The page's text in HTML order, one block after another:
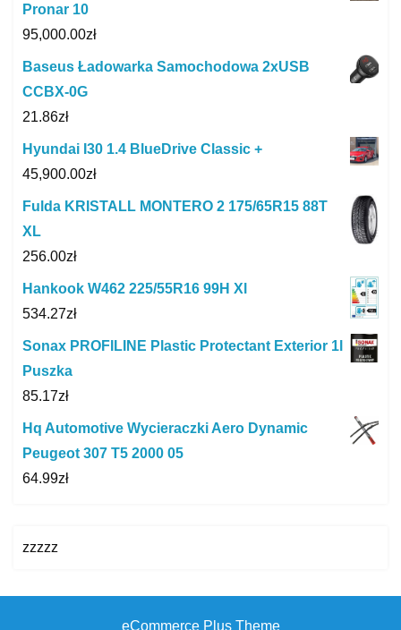
Pronar 10
95,000.00zł
Baseus Ładowarka Samochodowa 2xUSB
CCBX-0G
21.86zł
Hyundai I30 1.4 BlueDrive Classic +
45,900.00zł
Fulda KRISTALL MONTERO 2 175/65R15 88T
XL
256.00zł
Hankook W462 225/55R16 99H Xl
534.27zł
Sonax PROFILINE Plastic Protectant Exterior 1l
Puszka
85.17zł
Hq Automotive Wycieraczki Aero Dynamic
Peugeot 307 T5 2000 05
64.99zł
zzzzz
eCommerce Plus Theme